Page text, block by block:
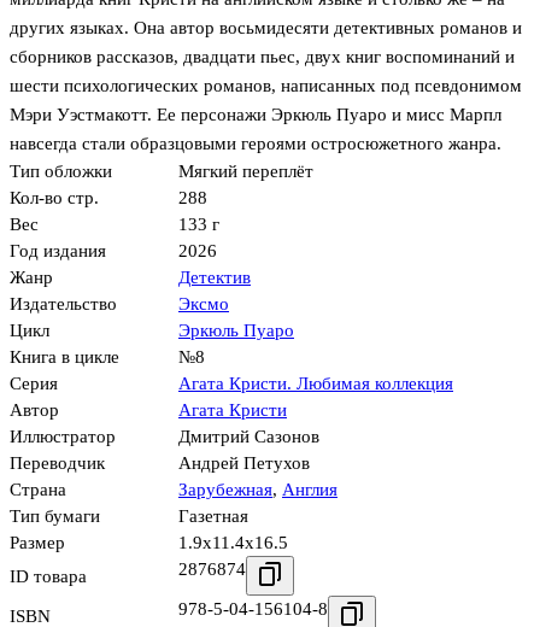
других языках. Она автор восьмидесяти детективных романов и
сборников рассказов, двадцати пьес, двух книг воспоминаний и
шести психологических романов, написанных под псевдонимом
Мэри Уэстмакотт. Ее персонажи Эркюль Пуаро и мисс Марпл
навсегда стали образцовыми героями остросюжетного жанра.
Тип обложки
Мягкий переплёт
Кол-во стр.
288
Вес
133 г
Год издания
2026
Жанр
Детектив
Издательство
Эксмо
Цикл
Эркюль Пуаро
Книга в цикле
№8
Серия
Агата Кристи. Любимая коллекция
Автор
Агата Кристи
Иллюстратор
Дмитрий Сазонов
Переводчик
Андрей Петухов
Страна
Зарубежная, Англия
Тип бумаги
Газетная
Размер
1.9x11.4x16.5
ID товара
2876874
ISBN 978-5-04-156104-8